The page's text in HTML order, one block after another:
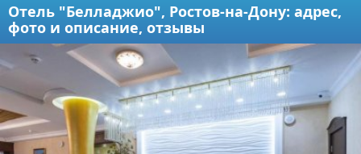
Отель "Белладжио", Ростов-на-Дону: адрес,
фото и описание, отзывы